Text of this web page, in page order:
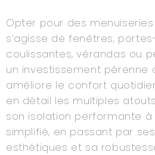
Opter pour des menuiseries
s’agisse de fenêtres,
coulissantes, vérandas ou
un investissement pérenne
améliore le confort
en détail les multiples
son isolation performante
simplifié, en passant par
esthétiques et sa